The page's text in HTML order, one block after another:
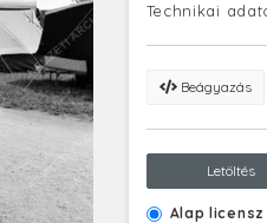
Technikai
Beágyazás
Letöltés
Alap licensz